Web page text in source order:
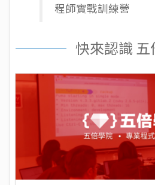
程師實戰訓練營
快來認識 五